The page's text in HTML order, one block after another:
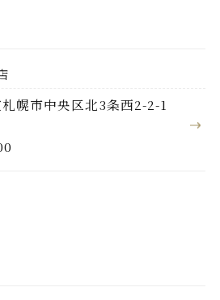
幌市中央区北3条西2-2-1